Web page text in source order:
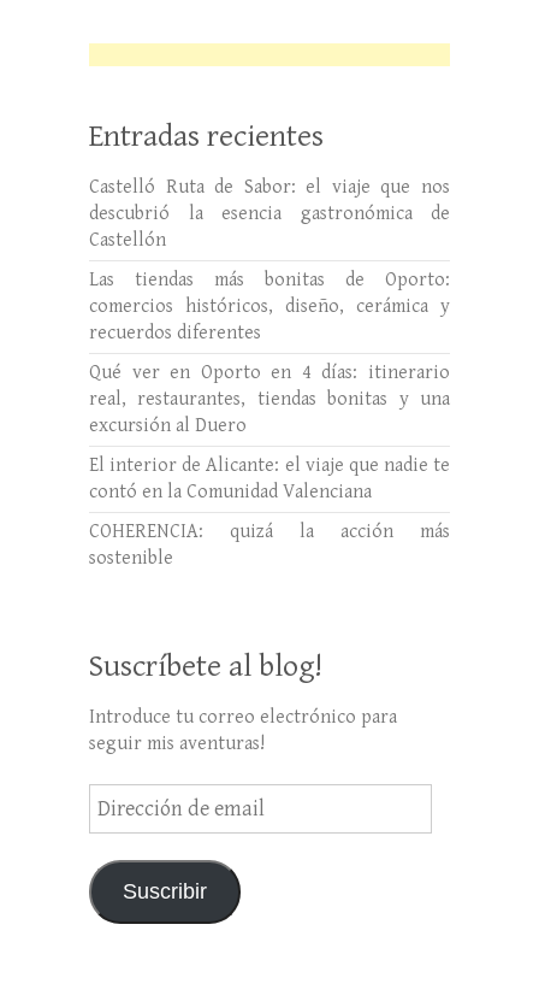
Entradas recientes
Castelló Ruta de Sabor: el viaje que nos
descubrió la esencia gastronómica de
Castellón
Las tiendas más bonitas de Oporto:
comercios históricos, diseño, cerámica y
recuerdos diferentes
Qué ver en Oporto en 4 días: itinerario
real, restaurantes, tiendas bonitas y una
excursión al Duero
El interior de Alicante: el viaje que nadie te
contó en la Comunidad Valenciana
COHERENCIA: quizá la acción más
sostenible
Suscríbete al blog!
Introduce tu correo electrónico para
seguir mis aventuras!
Dirección
de
Suscribir